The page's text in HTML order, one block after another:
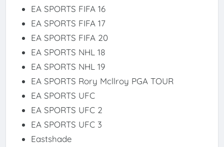
EA SPORTS FIFA 16
EA SPORTS FIFA 17
EA SPORTS FIFA 20
EA SPORTS NHL 18
EA SPORTS NHL 19
EA SPORTS Rory Mcllroy PGA TOUR
EA SPORTS UFC
EA SPORTS UFC 2
EA SPORTS UFC 3
Eastshade